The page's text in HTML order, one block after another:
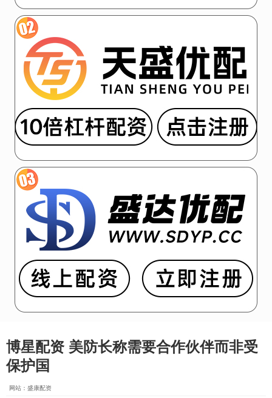
博星配资 美防长称需要合作伙伴而非受
保护国
网站：盛康配资